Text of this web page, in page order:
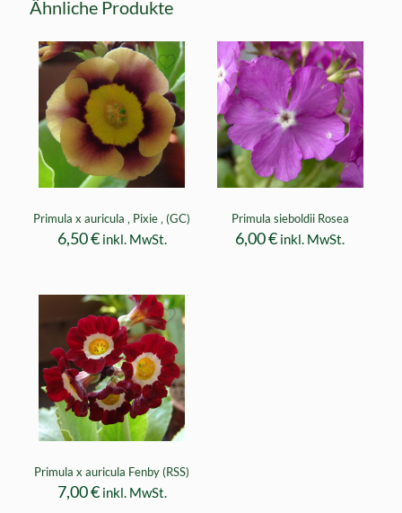
Ähnliche Produkte
Primula x auricula ‚ Pixie ‚ (GC)
6,50€ inkl. MwSt.
Primula sieboldii Rosea
6,00€ inkl. MwSt.
Primula x auricula Fenby (RSS)
7,00€ inkl. MwSt.